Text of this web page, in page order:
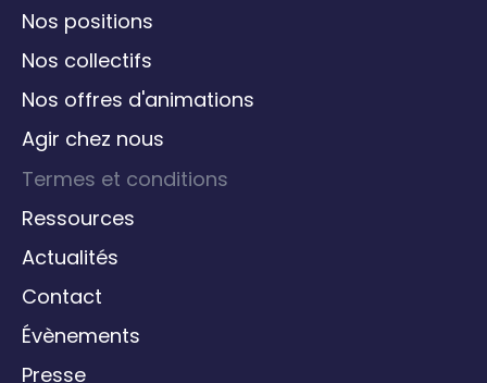
Nos positions
Nos collectifs
Nos offres d'animations
Agir chez nous
Termes et conditions
Ressources
Actualités
Contact
Évènements
Presse